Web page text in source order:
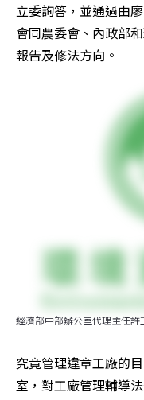
立委詢答，並通過由
會同農委會、內政部
報告及修法方向。
經濟部中部辦公室代理主任許
究竟管理違章工廠的
室，對工廠管理輔導